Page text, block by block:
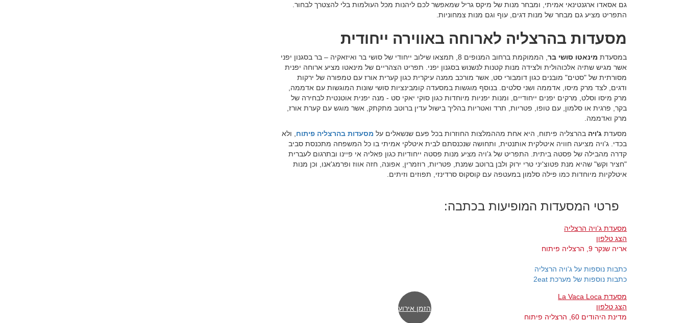
גם אסאדו ארגנטינאי אמיתי, ומבחר מנות של מיקס גריל שמאפשר לכם ליהנות מכל העולמות בלי להצטרך לבחור.
התפריט מציע גם מבחר של מנות דגים, עוף וגם מנות צמחוניות.
מסעדות בהרצליה לארוחה באווירה ייחודית
במסעדת מינאטו סושי בר
, הממוקמת ברחוב המנופים 8, תמצאו שילוב ייחודי של סושי בר ואיזאקיה – בר בסגנון יפני
אשר מגיש שתיה אלכוהולית ולצידה מנות קטנות לנשנוש בסגנון יפני. תפריט הצהריים של מינאטו מציע ארוחה יפנית
מסורתית של "סטים" מובנים כגון דומבורי סט, אשר מורכב ממנה עיקרית כגון קערית אורז עם טמפורה של ירקות
ודגים, לצד מרק מיסו, אדממה ושני סלטים. בנוסף מוגשות במסעדה קומבינציות סושי שונות המוגשות עם אדממה,
מרק מיסו וסלט, מרקים יפנים ייחודיים, ומנות יפניות מיוחדות כגון סוקי יאקי סט - מנה יפנית אוטנטית לבחירה של
בקר, פרגית או סלמון, עם טופו, פטריות, תרד ואטריות בהליך בישול עדין ברוטב מתקתק, אשר מוגש עם קערת אורז,
מרק ואדממה.
מסעדת ג'ויה בהרצליה פיתוח, היא אחת מההמלצות החוזרות בכל פעם שנשאלים על מסעדות בהרצליה פיתוח , ולא
בכדי. ג'ויה מציעה חוויה איטלקית אותנטית, ותחושה שנכנסתם לבית איטלקי אמיתי בו כל המשפחה מתכנסת סביב
קדרה מהבילה של פסטה ביתית. התפריט של ג'ויה מציע מנות פסטה ייחודיות כגון פאליה אי פיינו ובתרגום לעברית
"חציר וקש" שהיא מנת פטוצ'יני טרי ירוק ולבן ברוטב שמנת, פטריות, רוזמרין, אפונה, חזה אווז ופרמג'אנו, וכן מנות
איטלקיות מיוחדות כמו פילה סלמון במעטפה עם קוסקוס סרדינזי, תפוזים וזיתים.
פרטי המסעדות המופיעות בכתבה:
מסעדת ג'ויה הרצליה
הצג טלפון
אריה שנקר 9, הרצליה פיתוח
כתבות נוספות על ג'ויה הרצליה
כתבות נוספות של מערכת 2eat
מסעדת La Vaca Loca
הצג טלפון
מדינת היהודים 60, הרצליה פיתוח
הזמן אירוע